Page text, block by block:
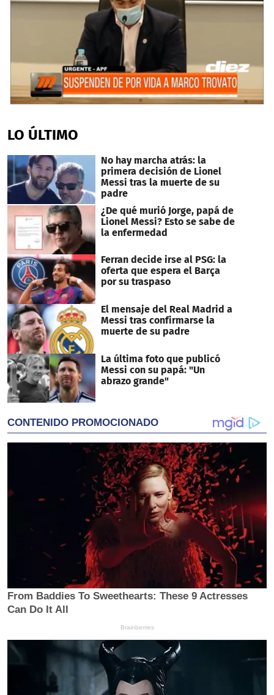
of
2
54
seconds
LO ÚLTIMO
No hay marcha atrás: la
primera decisión de Lionel
Messi tras la muerte de su
padre
¿De qué murió Jorge, papá de
Lionel Messi? Esto se sabe de
la enfermedad
Ferran decide irse al PSG: la
oferta que espera el Barça
por su traspaso
El mensaje del Real Madrid a
Messi tras confirmarse la
muerte de su padre
La última foto que publicó
Messi con su papá: "Un
abrazo grande"